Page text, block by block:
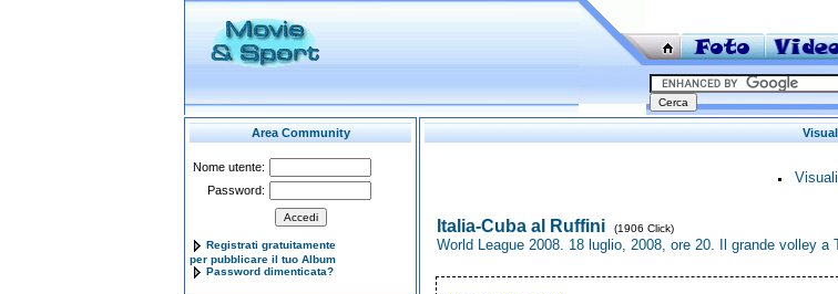
Area Community
Nome utente:
Password:
Registrati gratuitamente
per pubblicare il tuo Album
Password dimenticata?
Italia-Cuba al Ruffini (1906 Click)
World League 2008. 18 luglio, 2008, ore 20. Il grande volley a